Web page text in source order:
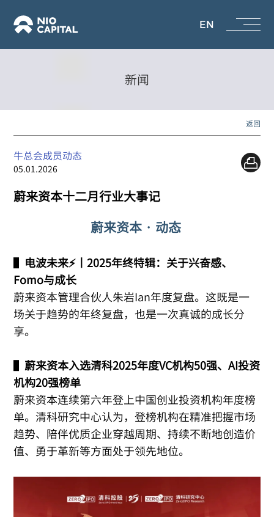
EN
新闻
返回
牛总会成员动态
05.01.2026
蔚来资本十二月行业大事记
蔚来资本 · 动态
▌ 电波未来⚡️丨2025年终特辑：关于兴奋感、
Fomo与成长
蔚来资本管理合伙人朱岩Ian年度复盘。这既是一
场关于趋势的年终复盘，也是一次真诚的成长分
享。
▌蔚来资本入选清科2025年度VC机构50强、AI投资
机构20强榜单
蔚来资本连续第六年登上中国创业投资机构年度榜
单。清科研究中心认为，登榜机构在精准把握市场
趋势、陪伴优质企业穿越周期、持续不断地创造价
值、勇于革新等方面处于领先地位。